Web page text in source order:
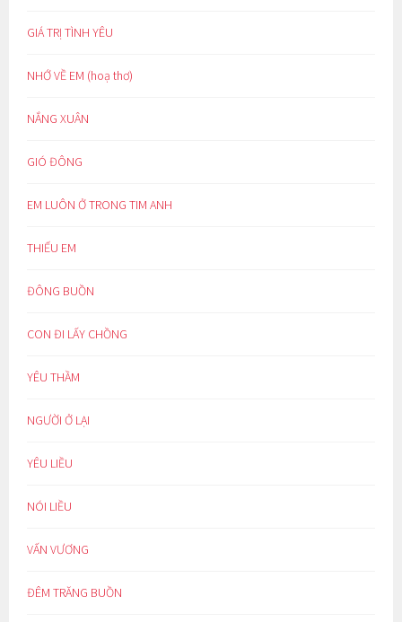
GIÁ TRỊ TÌNH YÊU
NHỚ VỀ EM (hoạ thơ)
NẮNG XUÂN
GIÓ ĐÔNG
EM LUÔN Ở TRONG TIM ANH
THIẾU EM
ĐÔNG BUỒN
CON ĐI LẤY CHỒNG
YÊU THẦM
NGƯỜI Ở LẠI
YÊU LIỀU
NÓI LIỀU
VẤN VƯƠNG
ĐÊM TRĂNG BUỒN